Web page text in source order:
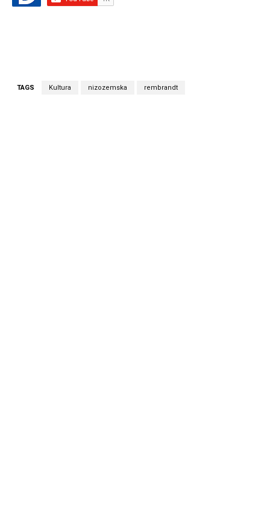
TAGS Kultura nizozemska rembrandt